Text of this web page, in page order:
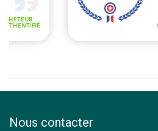
Nous contacter